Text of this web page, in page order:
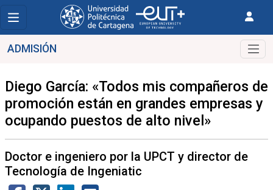
ADMISIÓN
Diego García: «Todos mis compañeros de
promoción están en grandes empresas y
ocupando puestos de alto nivel»
Doctor e ingeniero por la UPCT y director de
Tecnología de Ingeniatic